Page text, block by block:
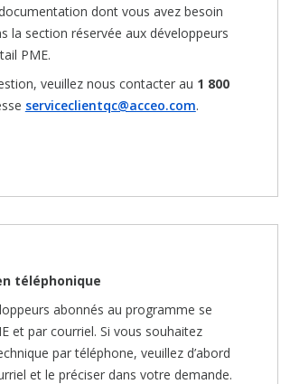
dont vous avez besoin
la section réservée aux développeurs
PME.
veuillez nous contacter au 1 800
serviceclientqc@acceo.com.
téléphonique
abonnés au programme se
et par courriel. Si vous souhaitez
par téléphone, veuillez d’abord
et le préciser dans votre demande.